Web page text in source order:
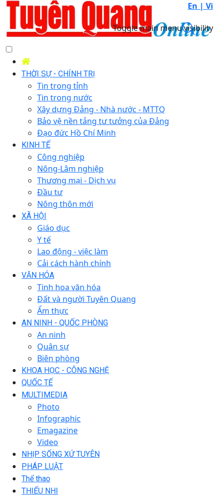
En | Vi
Toggle main menu visibility
THỜI SỰ - CHÍNH TRỊ
Tin trong tỉnh
Tin trong nước
Xây dựng Đảng - Nhà nước - MTTQ
Bảo vệ nền tảng tư tưởng của Đảng
Đạo đức Hồ Chí Minh
KINH TẾ
Công nghiệp
Nông-Lâm nghiệp
Thương mại - Dịch vụ
Đầu tư
Nông thôn mới
XÃ HỘI
Giáo dục
Y tế
Lao động - việc làm
Cải cách hành chính
VĂN HÓA
Tinh hoa văn hóa
Đất và người Tuyên Quang
Ẩm thực
AN NINH - QUỐC PHÒNG
An ninh
Quân sự
Biên phòng
KHOA HỌC - CÔNG NGHỆ
QUỐC TẾ
MULTIMEDIA
Photo
Infographic
Emagazine
Video
NHỊP SỐNG XỨ TUYÊN
PHÁP LUẬT
Thể thao
THIẾU NHI